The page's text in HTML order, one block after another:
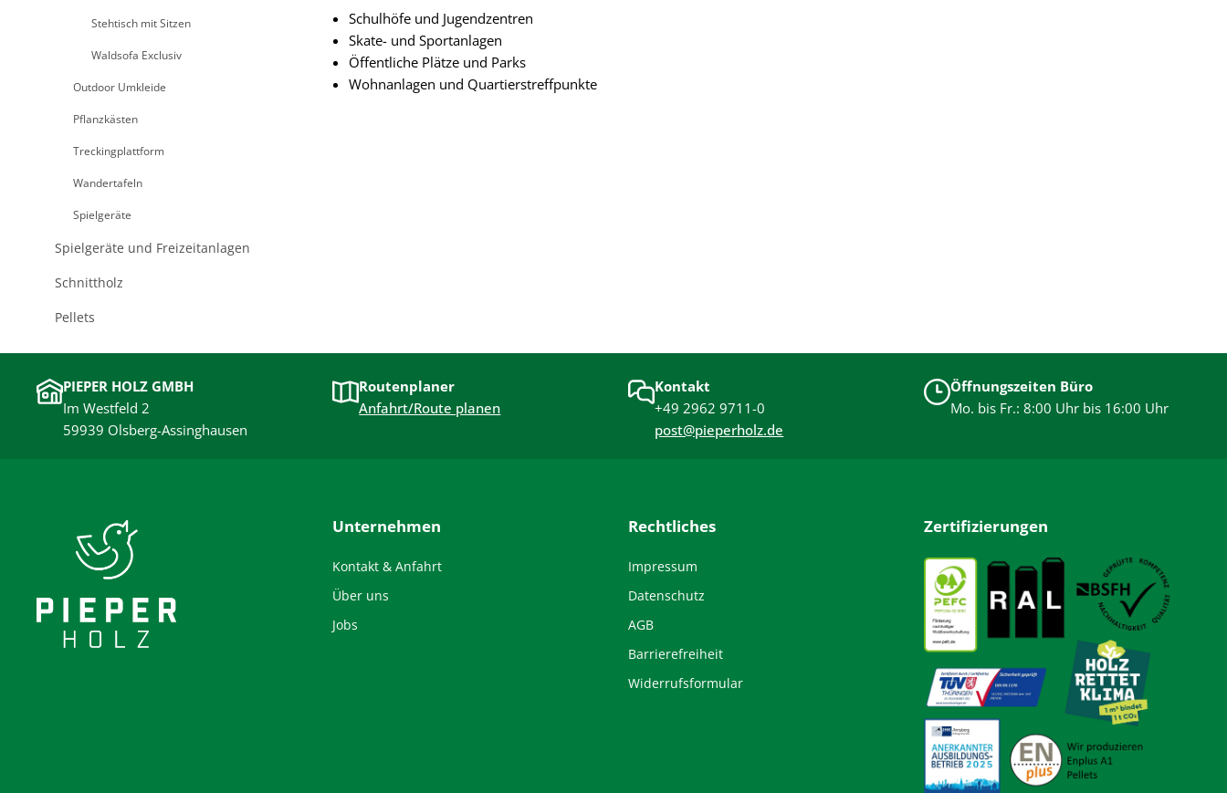
Stehtisch mit Sitzen
Waldsofa Exclusiv
Outdoor Umkleide
Pflanzkästen
Treckingplattform
Wandertafeln
Spielgeräte
Spielgeräte und Freizeitanlagen
Schnittholz
Pellets
Schulhöfe und Jugendzentren
Skate- und Sportanlagen
Öffentliche Plätze und Parks
Wohnanlagen und Quartierstreffpunkte
PIEPER HOLZ GMBH
Im Westfeld 2
59939 Olsberg-Assinghausen
Routenplaner
Anfahrt/Route planen
Kontakt
+49 2962 9711-0
post@pieperholz.de
Öffnungszeiten Büro
Mo. bis Fr.: 8:00 Uhr bis 16:00 Uhr
Unternehmen
Kontakt & Anfahrt
Über uns
Jobs
Rechtliches
Impressum
Datenschutz
AGB
Barrierefreiheit
Widerrufsformular
Zertifizierungen